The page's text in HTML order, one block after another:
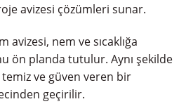
avizesi çözümleri sunar.
nem ve sıcaklığa
ön planda tutulur. Aynı şekilde
temiz ve güven veren bir
geçirilir.